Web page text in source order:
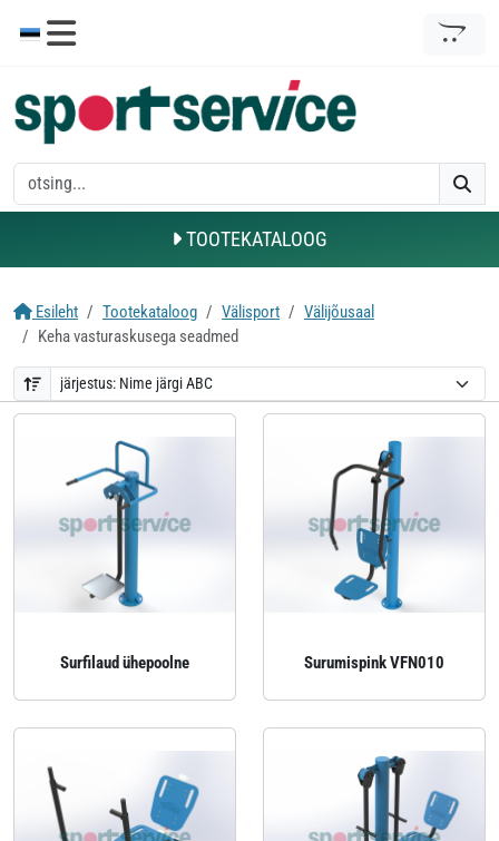
TOOTEKATALOOG
Esileht Tootekataloog Välisport
Välijõusaal
Keha vasturaskusega seadmed
Surfilaud ühepoolne Surumispink VFN010